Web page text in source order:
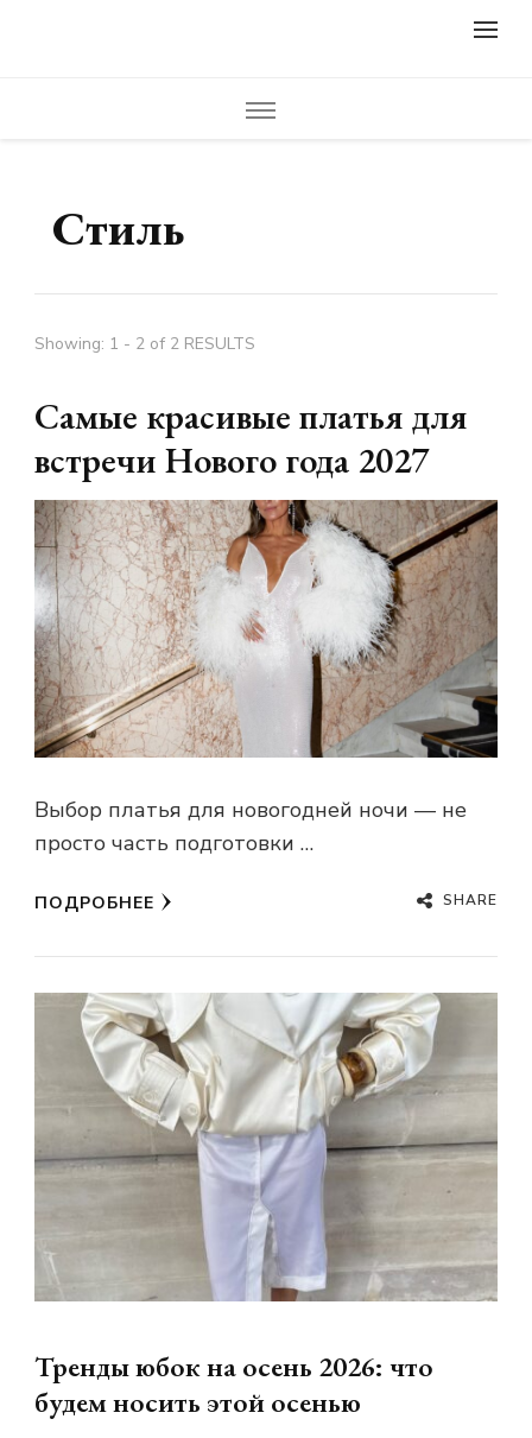
Женский журнал LifeStyleWomens — читать женский сайт
модная одежда, модный дизайн ногтей, маникюр, педикюр,
Стиль
Showing: 1 - 2 of 2 RESULTS
Самые красивые платья для
встречи Нового года 2027
Выбор платья для новогодней ночи — не
просто часть подготовки …
ПОДРОБНЕЕ SHARE
Тренды юбок на осень 2026: что
будем носить этой осенью